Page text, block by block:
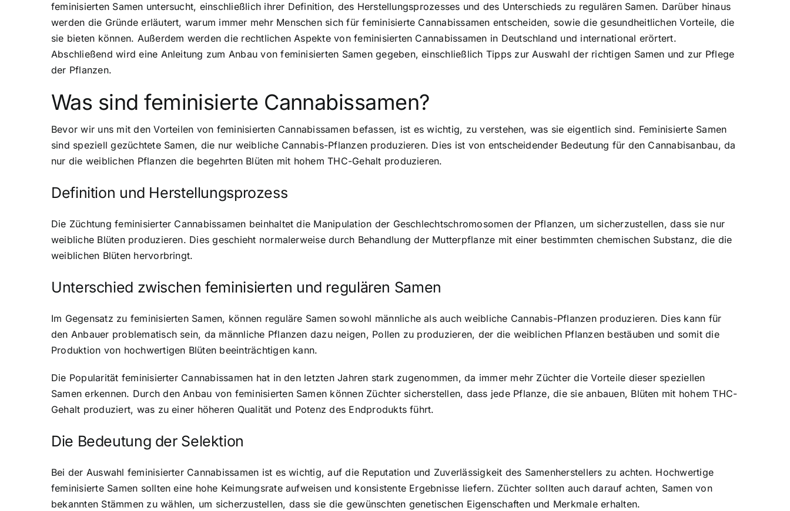
feminisierten Samen untersucht, einschließlich ihrer Definition, des Herstellungsprozesses und des Unterschieds zu regulären Samen. Darüber hinaus
werden die Gründe erläutert, warum immer mehr Menschen sich für feminisierte Cannabissamen entscheiden, sowie die gesundheitlichen Vorteile, die
sie bieten können. Außerdem werden die rechtlichen Aspekte von feminisierten Cannabissamen in Deutschland und international erörtert.
Abschließend wird eine Anleitung zum Anbau von feminisierten Samengegeben, einschließlich Tipps zur Auswahl der richtigen Samen und zur Pflege
der Pflanzen.
Was sind feminisierte Cannabissamen?
Bevor wir uns mit den Vorteilen von feminisierten Cannabissamen befassen, ist es wichtig, zu verstehen, was sie eigentlich sind. Feminisierte Samen
sind speziell gezüchtete Samen, die nur weibliche Cannabis-Pflanzen produzieren. Dies ist von entscheidender Bedeutung für den Cannabisanbau, da
nur die weiblichen Pflanzen die begehrten Blüten mit hohem THC-Gehalt produzieren.
Definition und Herstellungsprozess
Die Züchtung feminisierter Cannabissamen beinhaltet die Manipulation der Geschlechtschromosomen der Pflanzen, um sicherzustellen, dass sie nur
weibliche Blüten produzieren. Dies geschieht normalerweise durch Behandlung der Mutterpflanze mit einer bestimmten chemischen Substanz, die die
weiblichen Blüten hervorbringt.
Unterschied zwischen feminisierten und regulären Samen
Im Gegensatz zu feminisierten Samen, können reguläre Samen sowohl männliche als auch weibliche Cannabis-Pflanzen produzieren. Dies kann für
den Anbauer problematisch sein, da männliche Pflanzen dazu neigen, Pollen zu produzieren, der die weiblichen Pflanzen bestäuben und somit die
Produktion von hochwertigen Blüten beeinträchtigen kann.
Die Popularität feminisierter Cannabissamen hat in den letzten Jahren stark zugenommen, da immer mehr Züchter die Vorteile dieser speziellen
Samen erkennen. Durch den Anbau von feminisierten Samen können Züchter sicherstellen, dass jede Pflanze, die sie anbauen, Blüten mit hohem THC-
Gehalt produziert, was zu einer höheren Qualität und Potenz des Endprodukts führt.
Die Bedeutung der Selektion
Bei der Auswahl feminisierter Cannabissamen ist es wichtig, auf die Reputation und Zuverlässigkeit des Samenherstellers zu achten. Hochwertige
feminisierte Samen sollten eine hohe Keimungsrate aufweisen und konsistente Ergebnisse liefern. Züchter sollten auch darauf achten, Samen von
bekannten Stämmen zu wählen, um sicherzustellen, dass sie die gewünschten genetischen Eigenschaften und Merkmale erhalten.